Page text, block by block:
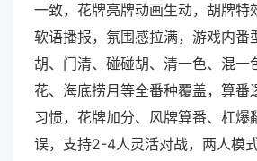
一致，花牌亮牌动画生动，胡牌特
软语播报，氛围感拉满，游戏内番
胡、门清、碰碰胡、清一色、混一
花、海底捞月等全番种覆盖，算番
习惯，花牌加分、风牌算番、杠爆
误，支持2-4人灵活对战，两人模